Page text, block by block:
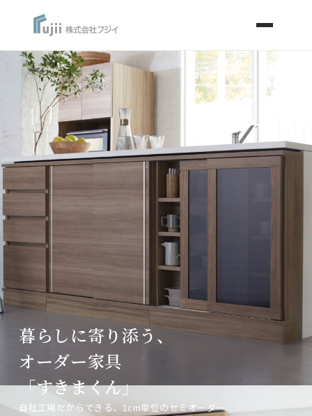
暮らしに寄り添う、
オーダー家具
「すきまくん」
自社工場だからできる、1cm単位のセミオーダー
暮らしに寄り添う、
オーダー家具
「すきまくん」
自社工場だからできる、1cm単位のセミオーダー
暮らしに寄り添う、
オーダー家具
「すきまくん」
自社工場だからできる、1cm単位のセミオーダー